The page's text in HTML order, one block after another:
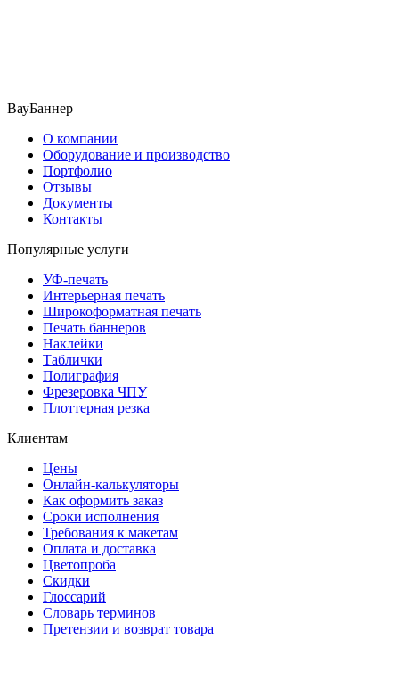
ВауБаннер
О компании
Оборудование и производство
Портфолио
Отзывы
Документы
Контакты
Популярные услуги
УФ-печать
Интерьерная печать
Широкоформатная печать
Печать баннеров
Наклейки
Таблички
Полиграфия
Фрезеровка ЧПУ
Плоттерная резка
Клиентам
Цены
Онлайн-калькуляторы
Как оформить заказ
Сроки исполнения
Требования к макетам
Оплата и доставка
Цветопроба
Скидки
Глоссарий
Словарь терминов
Претензии и возврат товара